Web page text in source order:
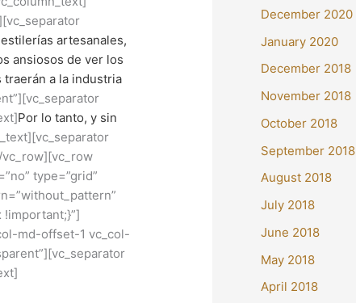
artesanales,
ansiosos de ver los
a la industria
Por lo tanto, y sin
type=”grid”
!important;}”]
md-offset-1 vc_col-
December 2020
January 2020
December 2018
November 2018
October 2018
September 2018
August 2018
July 2018
June 2018
May 2018
April 2018